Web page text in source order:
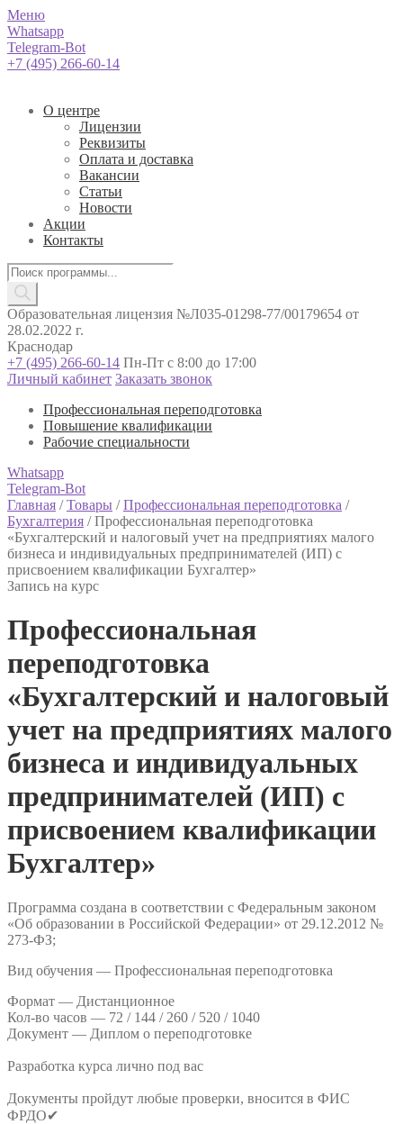
Меню
Whatsapp
Telegram-Bot
+7 (495) 266-60-14
О центре
Лицензии
Реквизиты
Оплата и доставка
Вакансии
Статьи
Новости
Акции
Контакты
Поиск
товаров
Образовательная лицензия №Л035-01298-77/00179654 от
28.02.2022 г.
Краснодар
+7 (495) 266-60-14 Пн-Пт с 8:00 до 17:00
Личный кабинет Заказать звонок
Профессиональная переподготовка
Повышение квалификации
Рабочие специальности
Whatsapp
Telegram-Bot
Главная /Товары /Профессиональная переподготовка /
Бухгалтерия /Профессиональная переподготовка
«Бухгалтерский и налоговый учет на предприятиях малого
бизнеса и индивидуальных предпринимателей (ИП) с
присвоением квалификации Бухгалтер»
Запись на курс
Профессиональная
переподготовка
«Бухгалтерский и налоговый
учет на предприятиях малого
бизнеса и индивидуальных
предпринимателей (ИП) с
присвоением квалификации
Бухгалтер»
Программа создана в соответствии с Федеральным законом
«Об образовании в Российской Федерации» от 29.12.2012 №
273-ФЗ;
Вид обучения — Профессиональная переподготовка
Формат — Дистанционное
Кол-во часов — 72 / 144 / 260 / 520 / 1040
Документ — Диплом о переподготовке
Разработка курса лично под вас
Документы пройдут любые проверки, вносится в ФИС
ФРДО✔